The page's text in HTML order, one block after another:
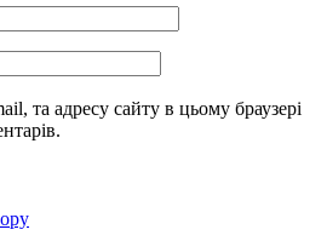
та адресу сайту в цьому браузері